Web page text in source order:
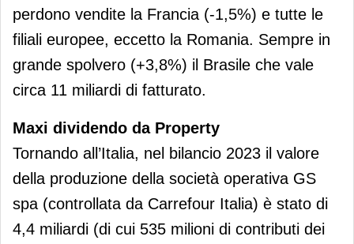
perdono vendite la Francia (-1,5%) e tutte le
filiali europee, eccetto la Romania. Sempre in
grande spolvero (+3,8%) il Brasile che vale
circa 11 miliardi di fatturato.
Maxi dividendo da Property
Tornando all’Italia, nel bilancio 2023 il valore
della produzione della società operativa GS
spa (controllata da Carrefour Italia) è stato di
4,4 miliardi (di cui 535 milioni di contributi dei